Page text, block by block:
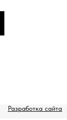
Разработка сайта